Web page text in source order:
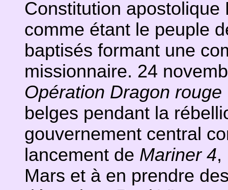
Constitution apostolique
comme étant le peuple
baptisés formant une
missionnaire. 24
Opération Dragon rouge
belges pendant la
gouvernement central
lancement de Mariner 4,
Mars et à en prendre